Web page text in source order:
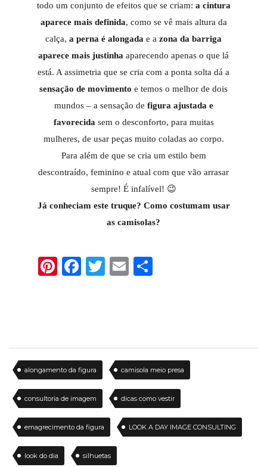
todo um conjunto de efeitos que se criam: a cintura
aparece mais definida, como se vê mais altura da
calça, a perna é alongada e a zona da barriga
aparece mais justinha aparecendo apenas o que lá
está. A assimetria que se cria com a ponta solta dá a
sensação de movimento e temos o melhor de dois
mundos – a sensação de figura ajustada e
favorecidasem o desconforto, para muitas
mulheres, de usar peças muito coladas ao corpo.
Para além de que se cria um estilo bem
descontraído, feminino e atual com que vão arrasar
sempre! É infalível! 😉
Já conheciam este truque? Como costumam usar
as camisolas?
Pinterest
Facebook
Twitter
Email
alongamento da figura camisola meio presa
consultoria de imagem dicas como vestir
emagrecimento da figura LOOK A DAY IMAGE CONSULTING
look do dia silhuetas